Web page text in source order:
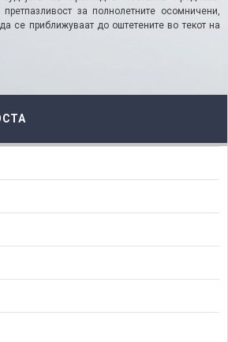
за полнолетните осомничени,
се приближуваат до оштетените во текот на